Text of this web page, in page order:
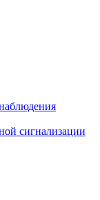
сигнализации